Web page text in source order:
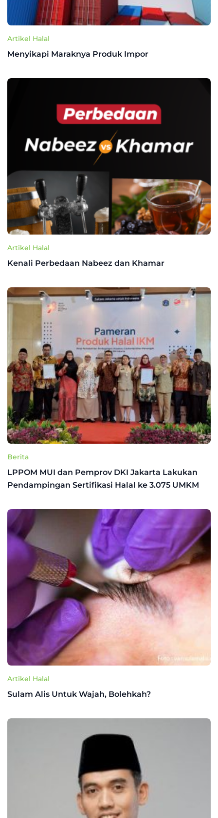
Artikel Halal
Menyikapi Maraknya Produk Impor
Artikel Halal
Kenali Perbedaan Nabeez dan Khamar
Berita
LPPOM MUI dan Pemprov DKI Jakarta Lakukan
Pendampingan Sertifikasi Halal ke 3.075 UMKM
Artikel Halal
Sulam Alis Untuk Wajah, Bolehkah?